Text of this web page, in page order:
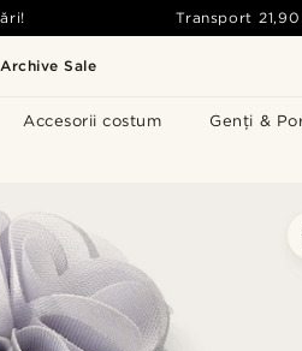
Archive Sale
Accesorii costum Genți &
Transport